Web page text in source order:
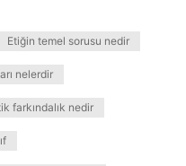
Etiğin temel sorusu nedir
nelerdir
farkındalık nedir